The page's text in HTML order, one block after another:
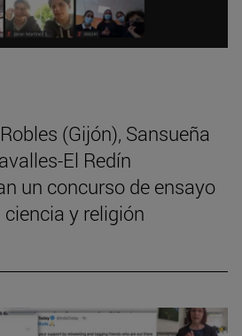
(Gijón), Sansueña
El Redín
un concurso de ensayo
y religión